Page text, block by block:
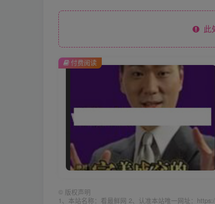
此
付费阅读
© 版权声明
1、本站名称：看最鲜网 2、认准本站唯一网址：